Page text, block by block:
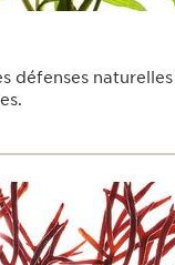
défenses